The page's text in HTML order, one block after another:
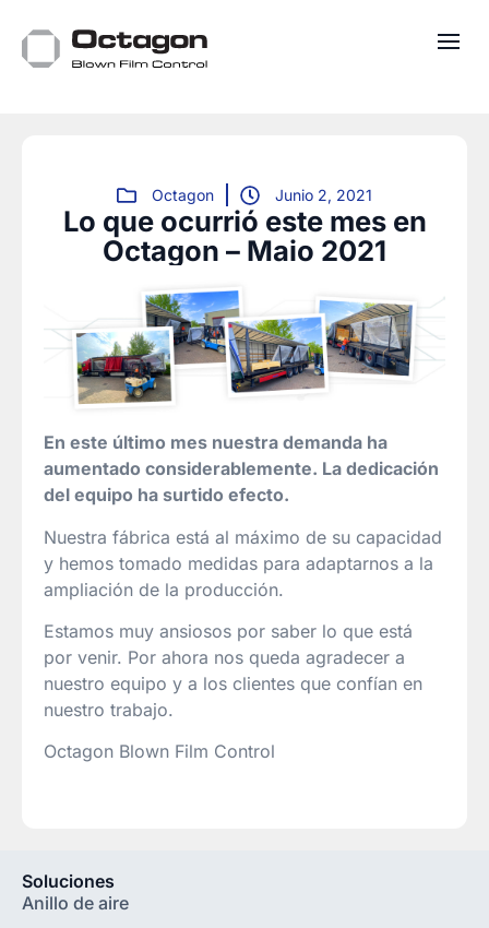
Octagon Junio 2, 2021
Lo que ocurrió este mes en
Octagon – Maio 2021
En este último mes nuestra demanda ha
aumentado considerablemente. La dedicación
del equipo ha surtido efecto.
Nuestra fábrica está al máximo de su capacidad
y hemos tomado medidas para adaptarnos a la
ampliación de la producción.
Estamos muy ansiosos por saber lo que está
por venir. Por ahora nos queda agradecer a
nuestro equipo y a los clientes que confían en
nuestro trabajo.
Octagon Blown Film Control
Soluciones
Anillo de aire